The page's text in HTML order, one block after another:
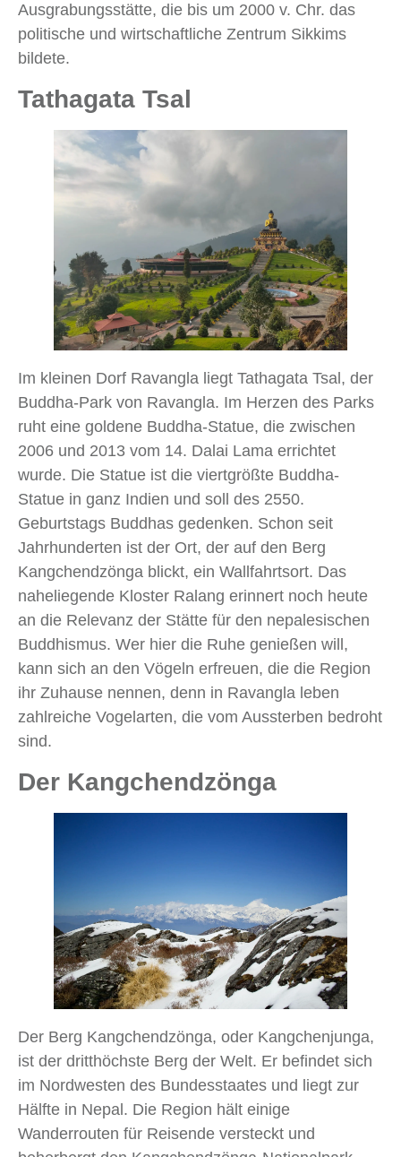
Ausgrabungsstätte, die bis um 2000 v. Chr. das
politische und wirtschaftliche Zentrum Sikkims
bildete.
Tathagata Tsal
Im kleinen Dorf Ravangla liegt Tathagata Tsal, der
Buddha-Park von Ravangla. Im Herzen des Parks
ruht eine goldene Buddha-Statue, die zwischen
2006 und 2013 vom 14. Dalai Lama errichtet
wurde. Die Statue ist die viertgrößte Buddha-
Statue in ganz Indien und soll des 2550.
Geburtstags Buddhas gedenken. Schon seit
Jahrhunderten ist der Ort, der auf den Berg
Kangchendzönga blickt, ein Wallfahrtsort. Das
naheliegende Kloster Ralang erinnert noch heute
an die Relevanz der Stätte für den nepalesischen
Buddhismus. Wer hier die Ruhe genießen will,
kann sich an den Vögeln erfreuen, die die Region
ihr Zuhause nennen, denn in Ravangla leben
zahlreiche Vogelarten, die vom Aussterben bedroht
sind.
Der Kangchendzönga
Der Berg Kangchendzönga, oder Kangchenjunga,
ist der dritthöchste Berg der Welt. Er befindet sich
im Nordwesten des Bundesstaates und liegt zur
Hälfte in Nepal. Die Region hält einige
Wanderrouten für Reisende versteckt und